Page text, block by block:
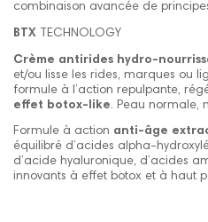
combinaison avancée de
BTX TECHNOLOGY
Crème antirides hydro-
et/ou lisse les rides, marques ou
formule à l’action repulpante,
effet botox-like. Peau normale,
Formule à action anti-âge
équilibré d’acides alpha-
d’acide hyaluronique, d’acides
innovants à effet botox et à haut